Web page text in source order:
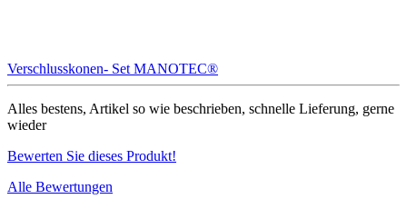
Verschlusskonen- Set MANOTEC®
Alles bestens, Artikel so wie beschrieben, schnelle Lieferung, gerne
wieder
Bewerten Sie dieses Produkt!
Alle Bewertungen